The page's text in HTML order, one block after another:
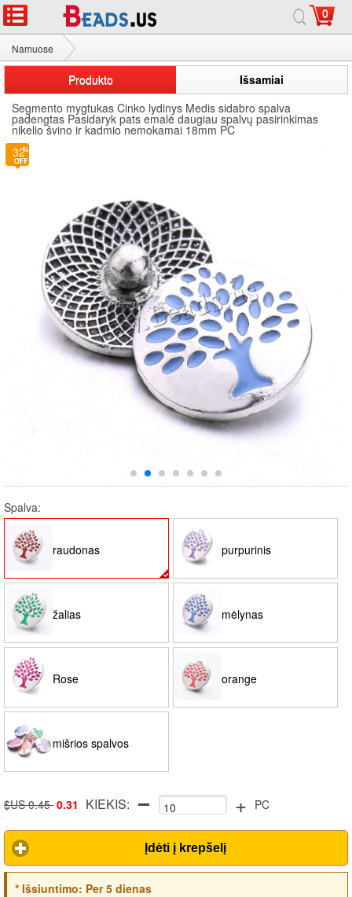
0
Namuose
Segmento mygtukasProdukto
Išsamiai
Segmento mygtukas Cinko lydinys Medis sidabro spalva
padengtas Pasidaryk pats emalė daugiau spalvų pasirinkimas
nikelio švino ir kadmio nemokamai 18mm PC
Spalva:
raudonas purpurinis
žalias mėlynas
Rose orange
mišrios spalvos
$US 0.45 0.31 KIEKIS: + PC
Įdėti į krepšelį
*Išsiuntimo: Per 5 dienas